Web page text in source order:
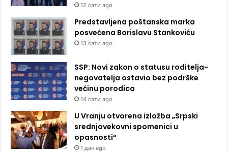
12 сати ago
Predstavljena poštanska marka
posvećena Borislavu Stankoviću
13 сати ago
SSP: Novi zakon o statusu roditelja-
negovatelja ostavio bez podrške
većinu porodica
14 сати ago
U Vranju otvorena izložba „Srpski
srednjovekovni spomenici u
opasnosti“
1 дан ago